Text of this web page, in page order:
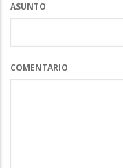
ASUNTO
COMENTARIO